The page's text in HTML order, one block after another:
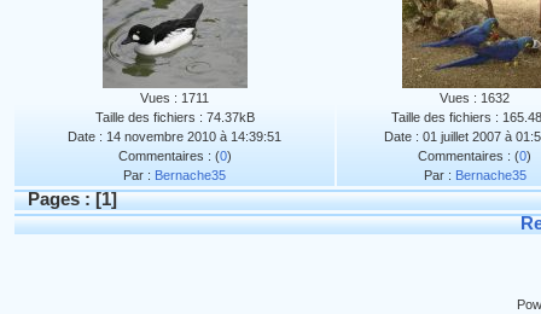
Vues : 1711
Taille des fichiers : 74.37kB
Date : 14 novembre 2010 à 14:39:51
Commentaires : (0)
Par : Bernache35
Vues : 1632
Taille des fichiers :
Date : 01 juillet 2007 à
Commentaires : (0)
Par : Bernache35
Pages : [1]